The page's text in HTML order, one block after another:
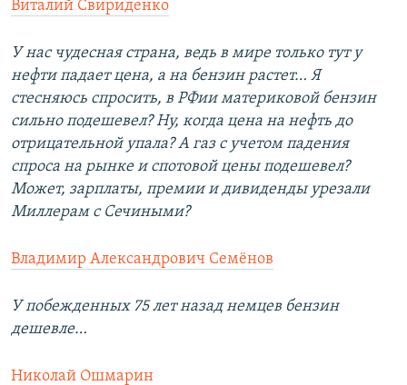
Виталий Свириденко
У нас чудесная страна, ведь в мире только тут у
нефти падает цена, а на бензин растет… Я
стесняюсь спросить, в РФии материковой бензин
сильно подешевел? Ну, когда цена на нефть до
отрицательной упала? А газ с учетом падения
спроса на рынке и спотовой цены подешевел?
Может, зарплаты, премии и дивиденды урезали
Миллерам с Сечиными?
Владимир Александрович Семёнов
У побежденных 75 лет назад немцев бензин
дешевле…
Николай Ошмарин